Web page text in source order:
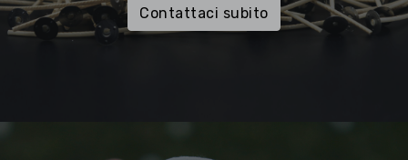
Contattaci subito